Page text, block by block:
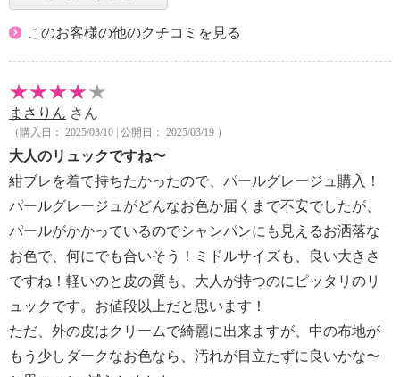
このお客様の他のクチコミを見る
まさりん さん
（購入日： 2025/03/10 | 公開日： 2025/03/19 ）
大人のリュックですね〜
紺ブレを着て持ちたかったので、パールグレージュ購入！
パールグレージュがどんなお色か届くまで不安でしたが、
パールがかかっているのでシャンパンにも見えるお洒落な
お色で、何にでも合いそう！ミドルサイズも、良い大きさ
ですね！軽いのと皮の質も、大人が持つのにピッタリのリ
ュックです。お値段以上だと思います！
ただ、外の皮はクリームで綺麗に出来ますが、中の布地が
もう少しダークなお色なら、汚れが目立たずに良いかな〜